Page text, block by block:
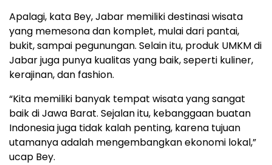
Apalagi, kata Bey, Jabar memiliki destinasi wisata
yang memesona dan komplet, mulai dari pantai,
bukit, sampai pegunungan. Selain itu, produk UMKM di
Jabar juga punya kualitas yang baik, seperti kuliner,
kerajinan, dan fashion.
“Kita memiliki banyak tempat wisata yang sangat
baik di Jawa Barat. Sejalan itu, kebanggaan buatan
Indonesia juga tidak kalah penting, karena tujuan
utamanya adalah mengembangkan ekonomi lokal,”
ucap Bey.